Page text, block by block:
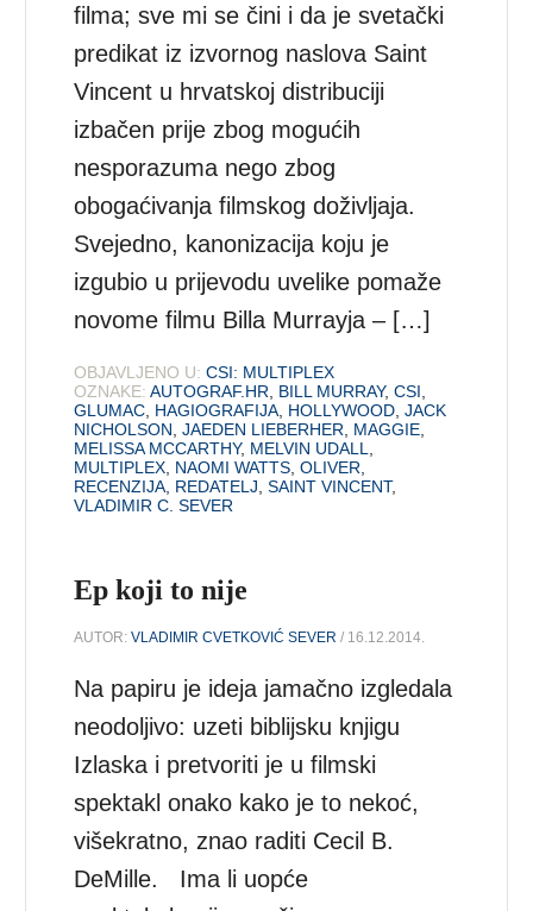
filma; sve mi se čini i da je svetački
predikat iz izvornog naslova Saint
Vincent u hrvatskoj distribuciji
izbačen prije zbog mogućih
nesporazuma nego zbog
obogaćivanja filmskog doživljaja.
Svejedno, kanonizacija koju je
izgubio u prijevodu uvelike pomaže
novome filmu Billa Murrayja – […]
OBJAVLJENO U: CSI: MULTIPLEX
OZNAKE: AUTOGRAF.HR BILL MURRAY,CSI
GLUMAC HAGIOGRAFIJA HOLLYWOOD ,JACK
NICHOLSON ,JAEDEN LIEBERHER MAGGIE
MELISSA MCCARTHY, MELVIN UDALL
MULTIPLEX NAOMI WATTS ,OLIVER
RECENZIJA REDATELJ ,SAINT VINCENT,
VLADIMIR C. SEVER
Ep koji to nije
AUTOR:VLADIMIR CVETKOVIĆ SEVER / 16.12.2014.
Na papiru je ideja jamačno izgledala
neodoljivo: uzeti biblijsku knjigu
Izlaska i pretvoriti je u filmski
spektakl onako kako je to nekoć,
višekratno, znao raditi Cecil B.
DeMille. Ima li uopće